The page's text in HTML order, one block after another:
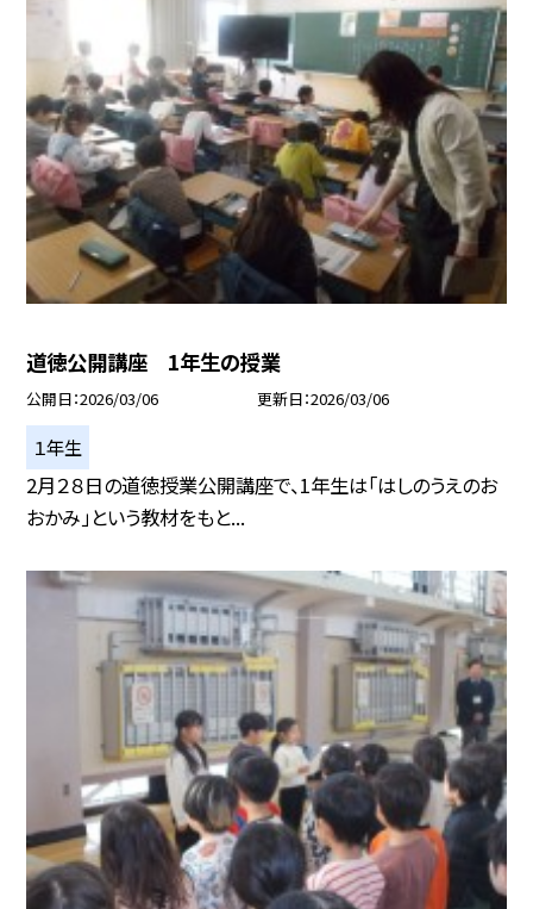
道徳公開講座 1年生の授業
公開日 2026/03/06 更新日 2026/03/06
１年生
2月２８日の道徳授業公開講座で、1年生は「はしのうえのお
おかみ」という教材をもと...